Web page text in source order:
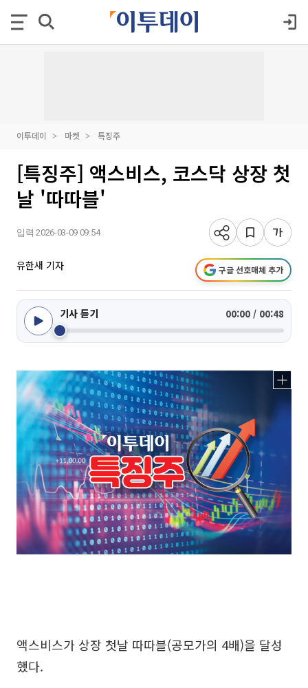
이투데이 마켓 특징주
[특징주] 액스비스, 코스닥 상장 첫
날 '따따블'
입력 2026-03-09 09:54
유한새 기자 구글 선호매체 추가
기사 듣기 00:00 / 00:48
액스비스가 상장 첫날 따따블(공모가의 4배)을 달성
했다.